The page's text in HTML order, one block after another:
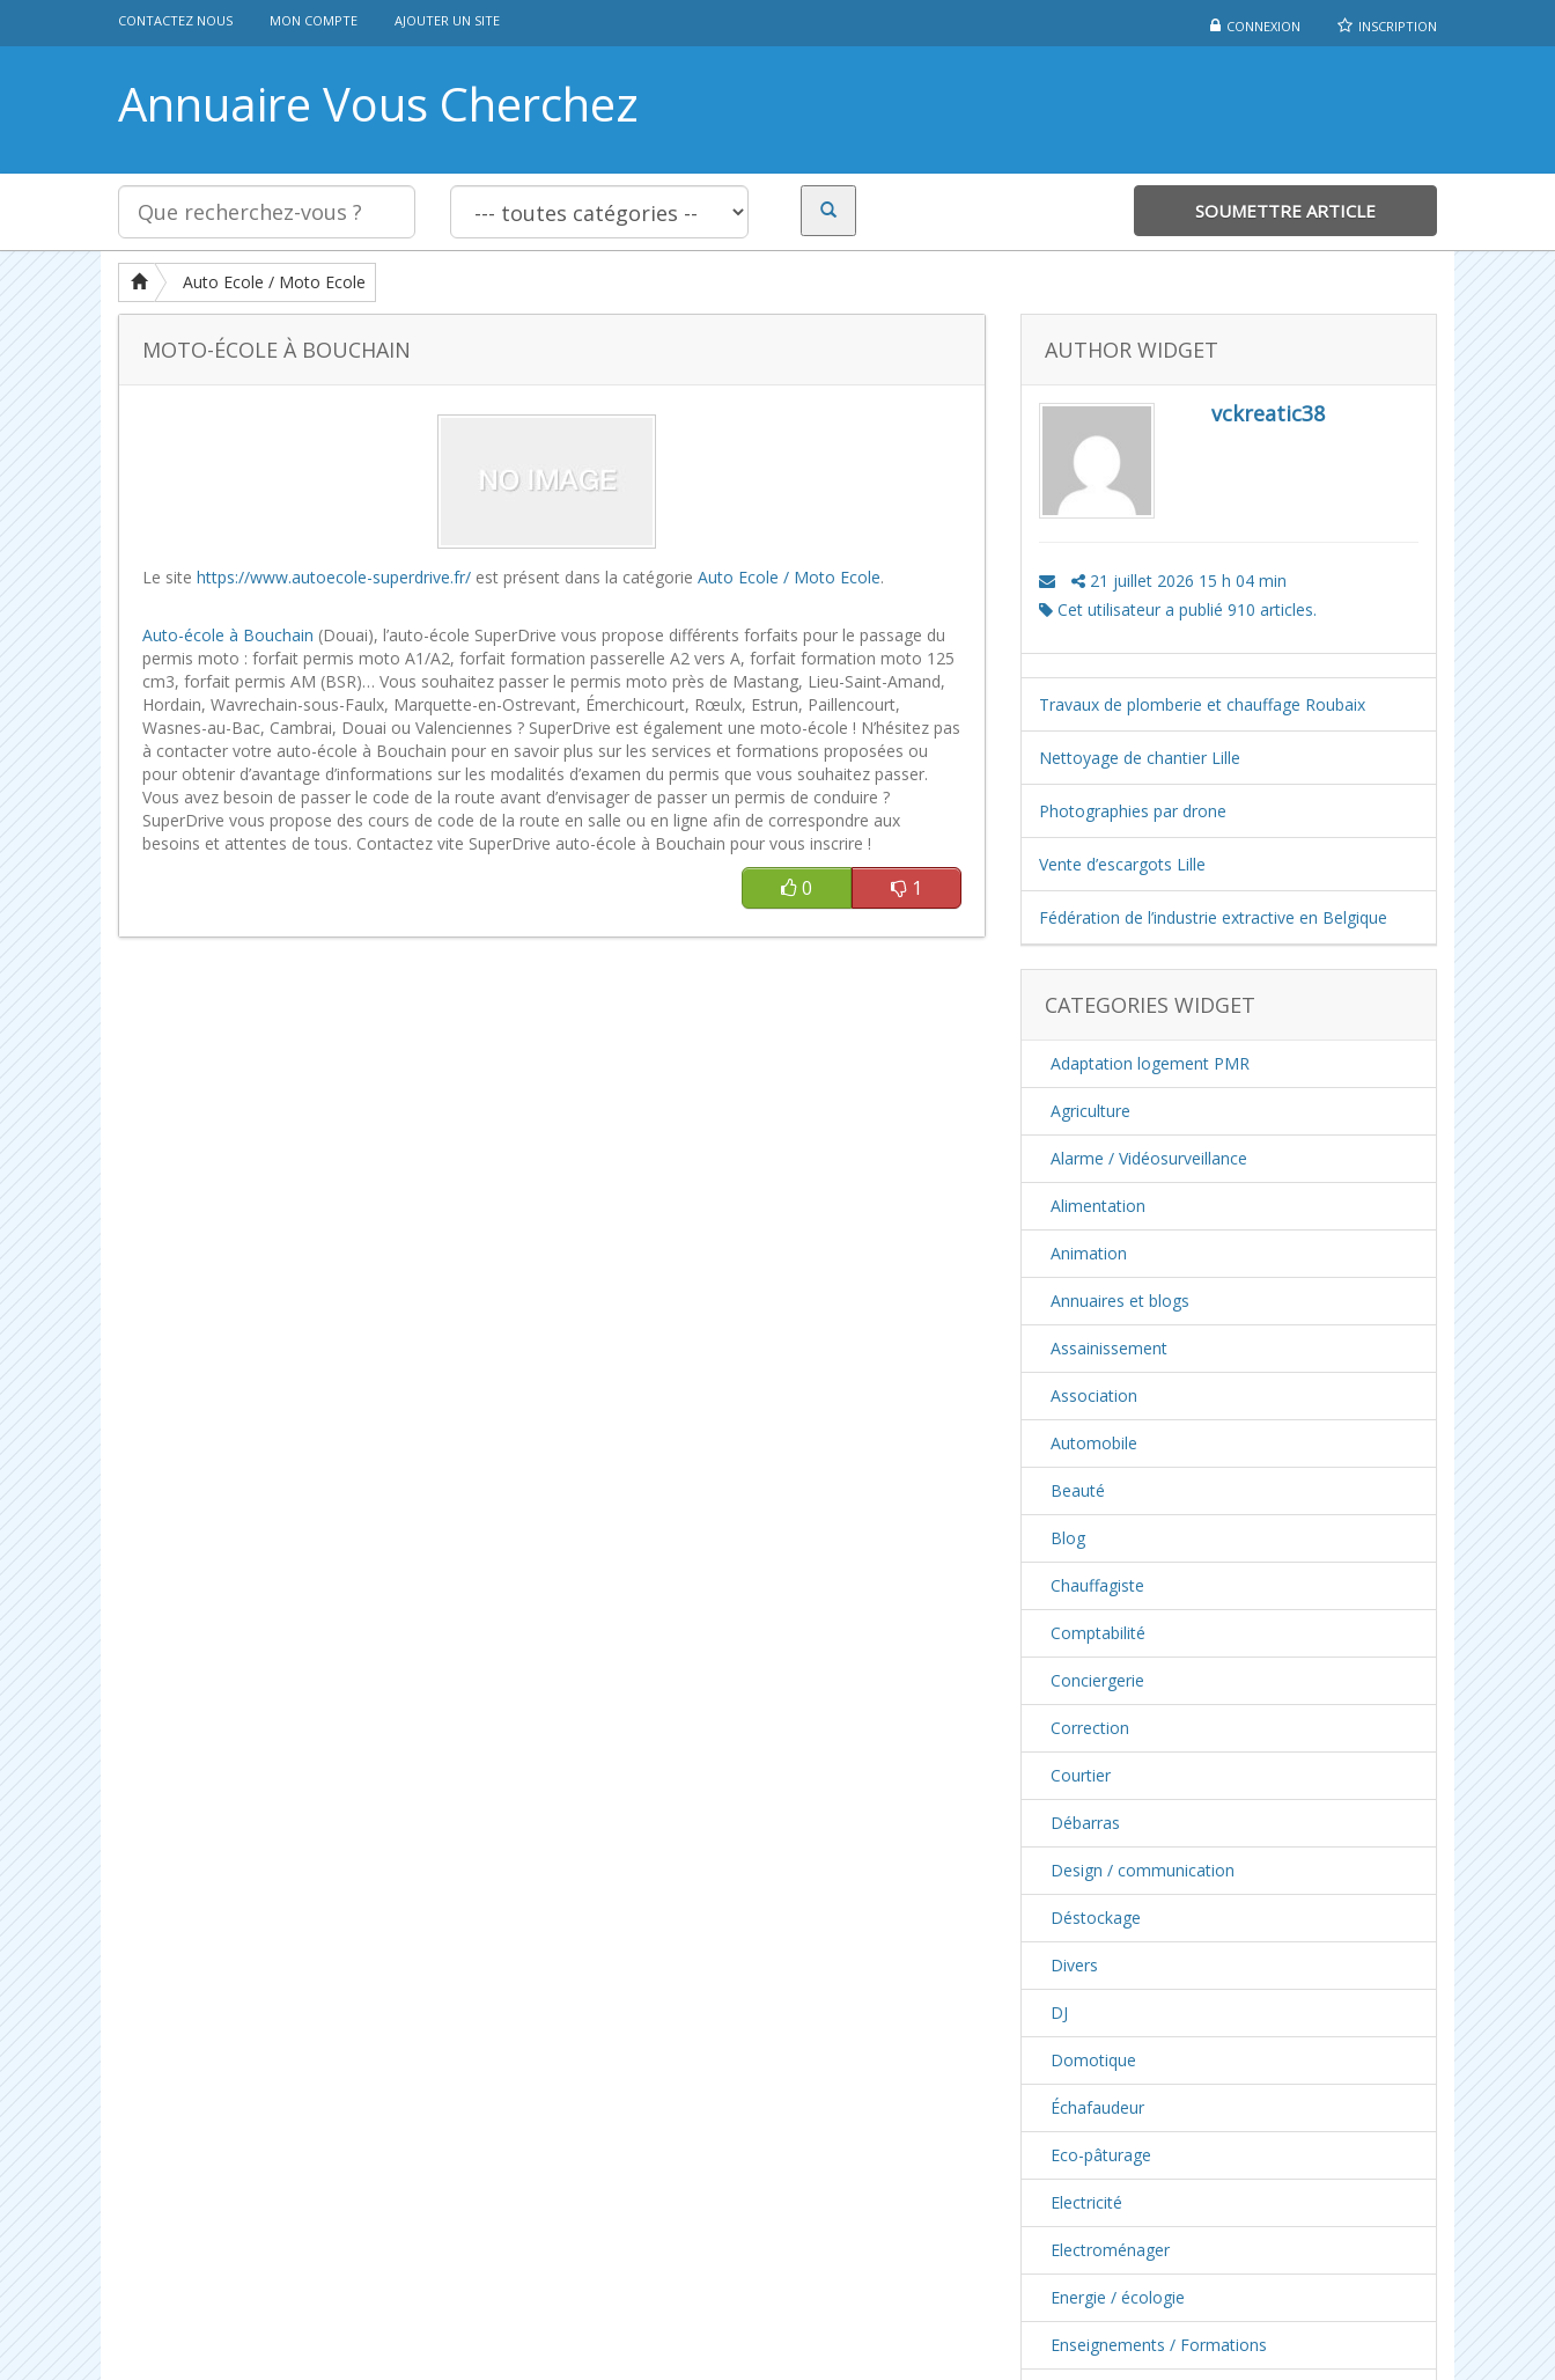
CONNEXION INSCRIPTION
CONTACTEZ NOUS MON COMPTE AJOUTER UN SITE
Annuaire Vous Cherchez
SOUMETTRE ARTICLE
Auto Ecole / Moto Ecole
MOTO-ÉCOLE À BOUCHAIN
Le site https://www.autoecole-superdrive.fr/ est présent dans la catégorie Auto Ecole / Moto Ecole.
Auto-école à Bouchain (Douai), l’auto-école SuperDrive vous propose différents forfaits pour le passage du
permis moto : forfait permis moto A1/A2, forfait formation passerelle A2 vers A, forfait formation moto 125
cm3, forfait permis AM (BSR)… Vous souhaitez passer le permis moto près de Mastang, Lieu-Saint-Amand,
Hordain, Wavrechain-sous-Faulx, Marquette-en-Ostrevant, Émerchicourt, Rœulx, Estrun, Paillencourt,
Wasnes-au-Bac, Cambrai, Douai ou Valenciennes ? SuperDrive est également une moto-école ! N’hésitez pas
à contacter votre auto-école à Bouchain pour en savoir plus sur les services et formations proposées ou
pour obtenir d’avantage d’informations sur les modalités d’examen du permis que vous souhaitez passer.
Vous avez besoin de passer le code de la route avant d’envisager de passer un permis de conduire ?
SuperDrive vous propose des cours de code de la route en salle ou en ligne afin de correspondre aux
besoins et attentes de tous. Contactez vite SuperDrive auto-école à Bouchain pour vous inscrire !
0 1
AUTHOR WIDGET
vckreatic38
21 juillet 2026 15 h 04 min
Cet utilisateur a publié 910 articles.
Travaux de plomberie et chauffage Roubaix
Nettoyage de chantier Lille
Photographies par drone
Vente d’escargots Lille
Fédération de l’industrie extractive en Belgique
CATEGORIES WIDGET
Adaptation logement PMR
Agriculture
Alarme / Vidéosurveillance
Alimentation
Animation
Annuaires et blogs
Assainissement
Association
Automobile
Beauté
Blog
Chauffagiste
Comptabilité
Conciergerie
Correction
Courtier
Débarras
Design / communication
Déstockage
Divers
DJ
Domotique
Échafaudeur
Eco-pâturage
Electricité
Electroménager
Energie / écologie
Enseignements / Formations